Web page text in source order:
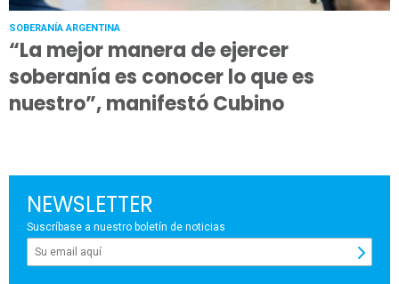
SOBERANÍA ARGENTINA
“La mejor manera de ejercer
soberanía es conocer lo que es
nuestro”, manifestó Cubino
NEWSLETTER
Suscríbase a nuestro boletín de noticias